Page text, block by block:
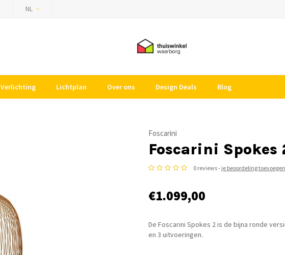
NL
Verlichting Lichtplan Over ons Design Deals Blog
Foscarini
Foscarini
0 reviews - je beoordeling toevoegen
€1.099,00
De Foscarini Spokes 2 is de bijna ronde
en 3 uitvoeringen.